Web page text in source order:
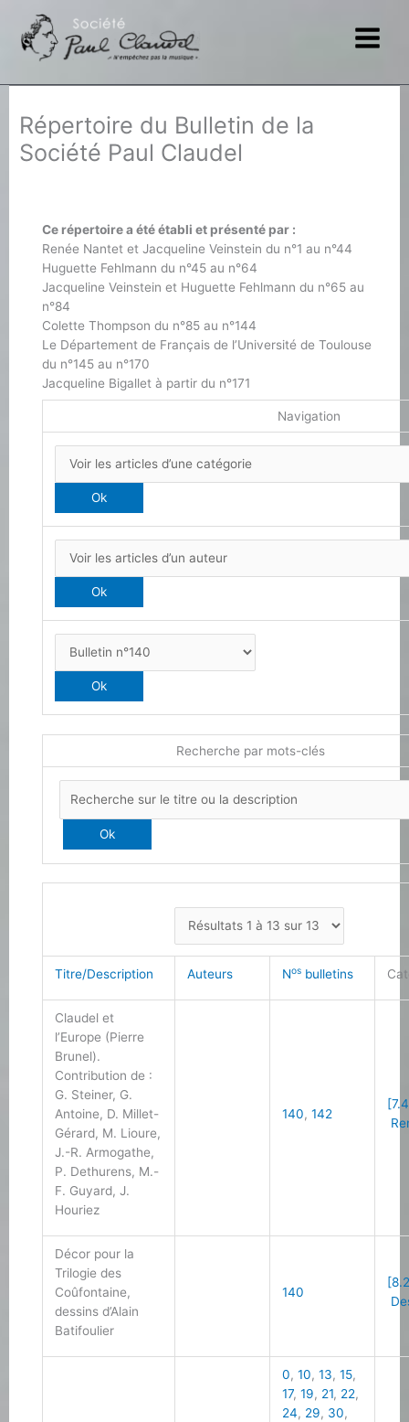
contenu
Répertoire du Bulletin de la
Société Paul Claudel
Ce répertoire a été établi et présenté par :
Renée Nantet et Jacqueline Veinstein du n°1 au n°44
Huguette Fehlmann du n°45 au n°64
Jacqueline Veinstein et Huguette Fehlmann du n°65 au
n°84
Colette Thompson du n°85 au n°144
Le Département de Français de l’Université de Toulouse
du n°145 au n°170
Jacqueline Bigallet à partir du n°171
Navigation
Recherche par mots-clés
Titre/Description Auteurs Nos bulletins
Claudel et
l’Europe (Pierre
Brunel).
Contribution de :
G. Steiner, G.
Antoine, D. Millet-
Gérard, M. Lioure,
J.-R. Armogathe,
P. Dethurens, M.-
F. Guyard, J.
Houriez
140,142
Décor pour la
Trilogie des
Coûfontaine,
dessins d’Alain
Batifoulier
140
0,10,13,15,
17,19, 21, 22,
24, 29, 30,